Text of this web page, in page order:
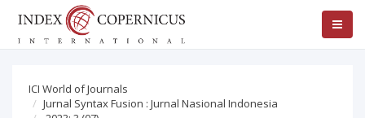
ICI World of Journals
Jurnal Syntax Fusion : Jurnal Nasional Indonesia